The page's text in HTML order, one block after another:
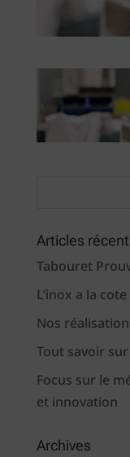
Articles
Tabouret
L’inox a la
Nos
Tout savoir
Focus sur le
et innovation
Archives